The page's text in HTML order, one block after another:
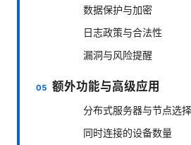
数据保护与加密
日志政策与合法性
漏洞与风险提醒
额外功能与高级应用
分布式服务器与节点选择
同时连接的设备数量